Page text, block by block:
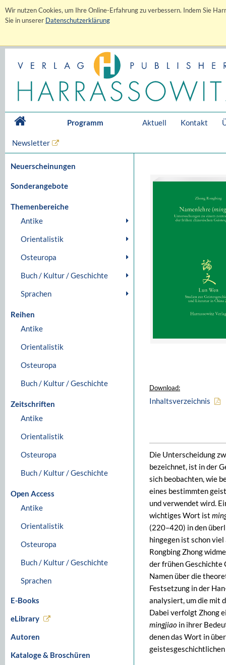
Wir nutzen Cookies, um Ihre Online-Erfahrung zu verbessern. Indem Sie
Sie in unserer Datenschutzerklärung
Programm Aktuell Kontakt
Newsletter
Neuerscheinungen
Sonderangebote
Themenbereiche
Antike
Orientalistik
Osteuropa
Buch / Kultur / Geschichte
Sprachen
Reihen
Antike
Orientalistik
Osteuropa
Buch / Kultur / Geschichte
Zeitschriften
Antike
Orientalistik
Osteuropa
Buch / Kultur / Geschichte
Open Access
Antike
Orientalistik
Osteuropa
Buch / Kultur / Geschichte
Sprachen
E-Books
eLibrary
Autoren
Kataloge & Broschüren
Download:
Inhaltsverzeichnis
Die Unterscheidung
bezeichnet, ist in der
sich beobachten, wie
eines bestimmten
und verwendet wird.
wichtiges Wort ist
(220–420) in den
hingegen ist schon
Rongbing Zhong
der frühen Geschichte
Namen über die
Festsetzung in der
analysiert, um die mit
Dabei verfolgt Zhong
mingjiao in ihrer
denen das Wort in